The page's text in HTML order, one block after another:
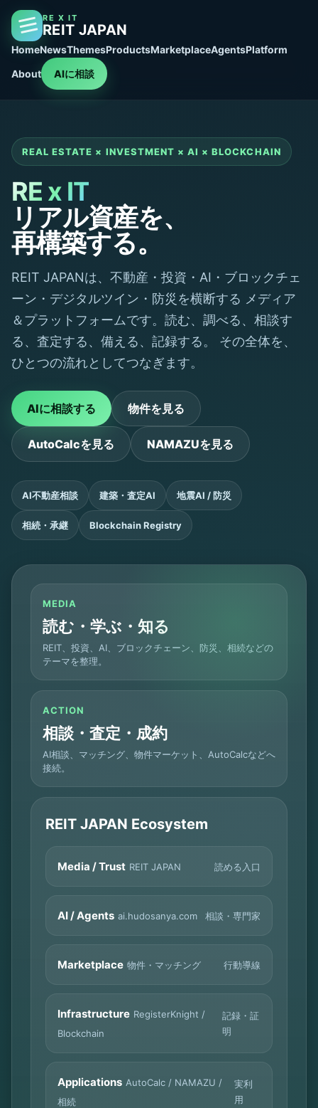
RE X IT
REIT JAPAN
HomeNewsThemesProductsMarketplaceAgentsPlatform
About
AIに相談
REAL ESTATE × INVESTMENT × AI × BLOCKCHAIN
RE x IT
リアル資産を、
再構築する。
REIT JAPANは、不動産・投資・AI・ブロックチェ
ーン・デジタルツイン・防災を横断する メディア
＆プラットフォームです。読む、調べる、相談す
る、査定する、備える、記録する。 その全体を、
ひとつの流れとしてつなぎます。
AIに相談する 物件を見る
AutoCalcを見る NAMAZUを見る
AI不動産相談 建築・査定AI 地震AI / 防災
相続・承継 Blockchain Registry
MEDIA
読む・学ぶ・知る
REIT、投資、AI、ブロックチェーン、防災、相続などの
テーマを整理。
ACTION
相談・査定・成約
AI相談、マッチング、物件マーケット、AutoCalcなどへ
接続。
REIT JAPAN Ecosystem
Media / Trust REIT JAPAN 読める入口
AI / Agents ai.hudosanya.com 相談・専門家
Marketplace 物件・マッチング 行動導線
Infrastructure RegisterKnight /
Blockchain
記録・証
明
Applications AutoCalc / NAMAZU /
相続
実利
用